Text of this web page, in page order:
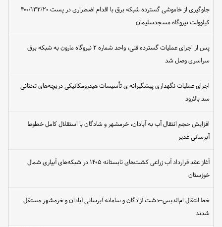
جلوگیری از خاموشی گسترده شبکه برق با اقدام اضطراری در پست ۴۰۰/۱۳۲/۲۰
کیلوولت نیروگاه مسجدسلیمان
پس از اجرای عملیات گسترده فنی، واحد شماره ۲ نیروگاه مارون به شبکه برق
سراسری وصل شد
اجرای عملیات نگهداری پیشگیرانه ی تأسیسات هیدرومکانیکی دریچه‌های تحتانی
سد بالارود
افزایش حجم انتقال آب به آبادان، خرمشهر و شادگان با استقلال کامل خطوط
آبرسانی غدیر
آغاز عقد قرارداد آب زراعی کشت‌های تابستانه ۱۴۰۵ در شبکه‌های آبیاری شمال
خوزستان
خط انتقال ام‌الدبس–دشت آزادگان و سامانه آبرسانی آبادان و خرمشهر مستقل
شدند